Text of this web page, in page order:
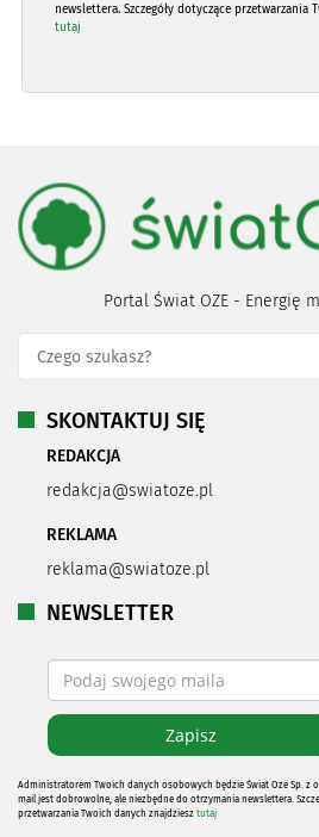
newslettera. Szczegóły dotyczące przetwarzania
tutaj
Portal Świat OZE - Energię
SKONTAKTUJ SIĘ
REDAKCJA
redakcja@swiatoze.pl
REKLAMA
reklama@swiatoze.pl
NEWSLETTER
Administratorem Twoich danych osobowych będzie Świat Oze Sp. z
mail jest dobrowolne, ale niezbędne do otrzymania newslettera.
przetwarzania Twoich danych znajdziesz tutaj